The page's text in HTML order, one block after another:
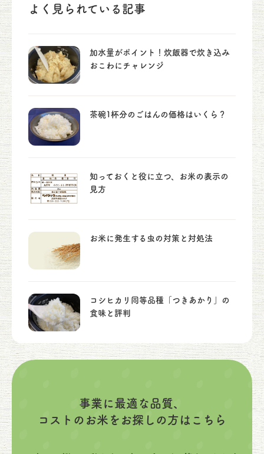
よく見られている記事
加水量がポイント！炊飯器で炊き込み
おこわにチャレンジ
茶碗1杯分のごはんの価格はいくら？
知っておくと役に立つ、お米の表示の
見方
お米に発生する虫の対策と対処法
コシヒカリ同等品種「つきあかり」の
食味と評判
事業に最適な品質、
コストのお米をお探しの方はこちら